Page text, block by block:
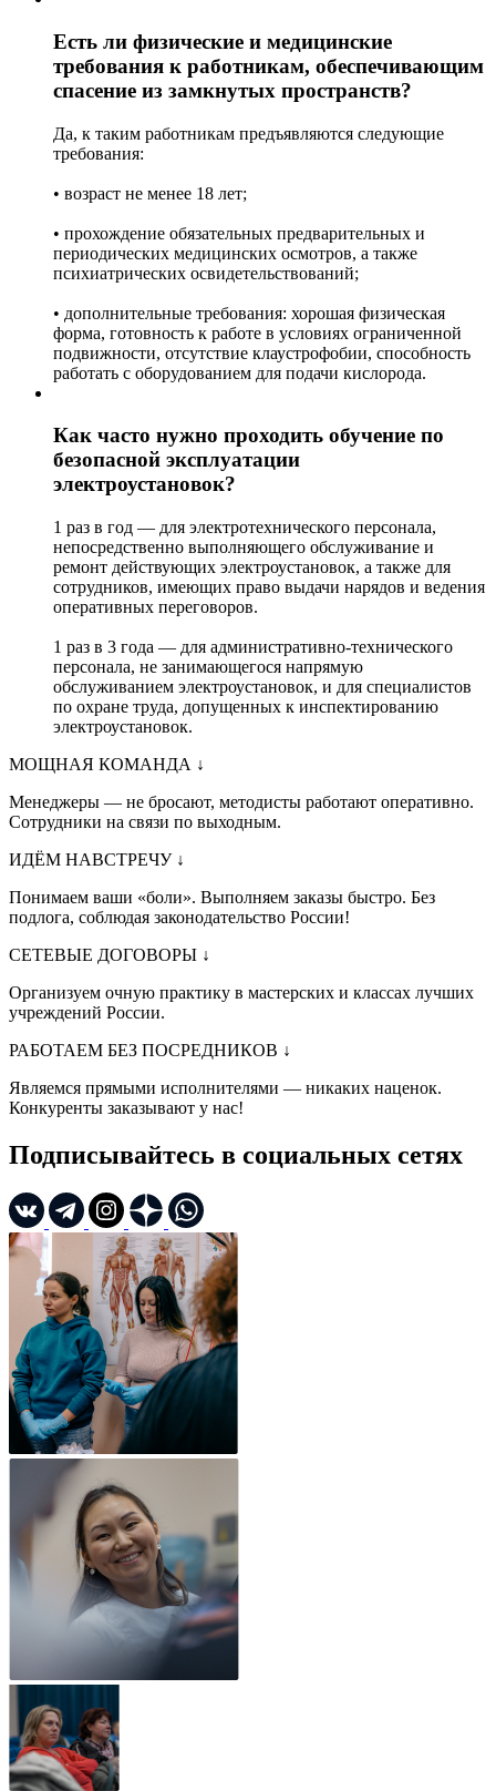
Есть ли физические и медицинские
требования к работникам, обеспечивающим
спасение из замкнутых пространств?
Да, к таким работникам предъявляются следующие
требования:
• возраст не менее 18 лет;
• прохождение обязательных предварительных и
периодических медицинских осмотров, а также
психиатрических освидетельствований;
• дополнительные требования: хорошая физическая
форма, готовность к работе в условиях ограниченной
подвижности, отсутствие клаустрофобии, способность
работать с оборудованием для подачи кислорода.
Как часто нужно проходить обучение по
безопасной эксплуатации
электроустановок?
1 раз в год — для электротехнического персонала,
непосредственно выполняющего обслуживание и
ремонт действующих электроустановок, а также для
сотрудников, имеющих право выдачи нарядов и ведения
оперативных переговоров.
1 раз в 3 года — для административно-технического
персонала, не занимающегося напрямую
обслуживанием электроустановок, и для специалистов
по охране труда, допущенных к инспектированию
электроустановок.
МОЩНАЯ КОМАНДА ↓
Менеджеры — не бросают, методисты работают оперативно.
Сотрудники на связи по выходным.
ИДЁМ НАВСТРЕЧУ ↓
Понимаем ваши «боли». Выполняем заказы быстро. Без
подлога, соблюдая законодательство России!
СЕТЕВЫЕ ДОГОВОРЫ ↓
Организуем очную практику в мастерских и классах лучших
учреждений России.
РАБОТАЕМ БЕЗ ПОСРЕДНИКОВ ↓
Являемся прямыми исполнителями — никаких наценок.
Конкуренты заказывают у нас!
Подписывайтесь в социальных сетях